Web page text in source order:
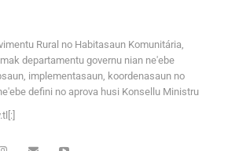
Rural no Habitasaun Komunitária,
departamentu governu nian ne'ebe
implementasaun, koordenasaun no
defini no aprova husi Konsellu Ministru
.tl[:]